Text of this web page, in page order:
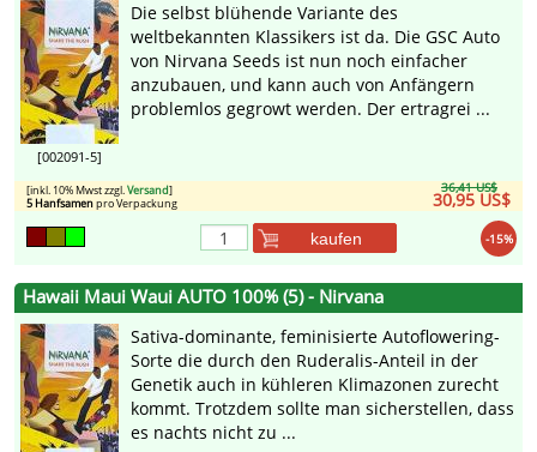
[002091-5]
Die selbst blühende Variante des
weltbekannten Klassikers ist da. Die GSC Auto
von Nirvana Seeds ist nun noch einfacher
anzubauen, und kann auch von Anfängern
problemlos gegrowt werden. Der ertragrei ...
36,41 US$
30,95 US$
[inkl. 10% Mwst zzgl.Versand]
5 Hanfsamenpro Verpackung
-15%
kaufen
Hawaii Maui Waui AUTO 100% (5) - Nirvana
Sativa-dominante, feminisierte Autoflowering-
Sorte die durch den Ruderalis-Anteil in der
Genetik auch in kühleren Klimazonen zurecht
kommt. Trotzdem sollte man sicherstellen, dass
es nachts nicht zu ...